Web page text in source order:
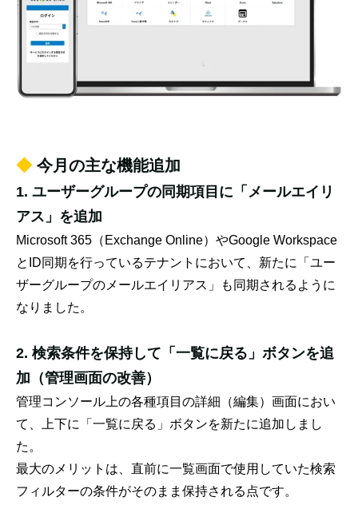
◆今月の主な機能追加
1. ユーザーグループの同期項目に「メールエイリ
アス」を追加
Microsoft 365（Exchange Online）やGoogle Workspace
とID同期を行っているテナントにおいて、新たに「ユー
ザーグループのメールエイリアス」も同期されるように
なりました。
2. 検索条件を保持して「一覧に戻る」ボタンを追
加（管理画面の改善）
管理コンソール上の各種項目の詳細（編集）画面におい
て、上下に「一覧に戻る」ボタンを新たに追加しまし
た。
最大のメリットは、直前に一覧画面で使用していた検索
フィルターの条件がそのまま保持される点です。